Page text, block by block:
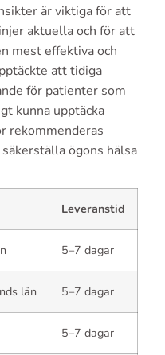
är viktiga för att
aktuella och för att
mest effektiva och
att tidiga
för patienter som
kunna upptäcka
rekommenderas
ögons hälsa
Leveranstid
5–7 dagar
län 5–7 dagar
5–7 dagar